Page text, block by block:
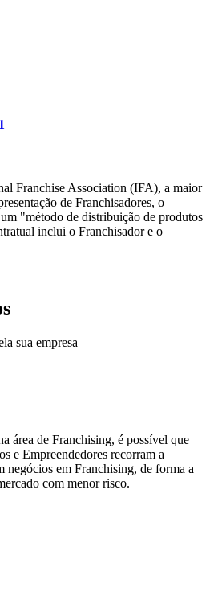
Franchise Association (IFA), a maior
de Franchisadores, o
"método de distribuição de produtos
inclui o Franchisador e o
sua empresa
área de Franchising, é possível que
e Empreendedores recorram a
negócios em Franchising, de forma a
com menor risco.